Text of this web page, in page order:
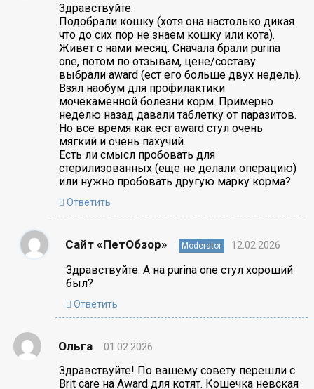
Здравствуйте.
Подобрали кошку (хотя она настолько дикая
что до сих пор не знаем кошку или кота).
Живет с нами месяц. Сначала брали purina
one, потом по отзывам, цене/составу
выбрали award (ест его больше двух недель).
Взял наобум для профилактики
мочекаменной болезни корм. Примерно
неделю назад давали таблетку от паразитов.
Но все время как ест award стул очень
мягкий и очень пахучий.
Есть ли смысл пробовать для
стерилизованных (еще не делали операцию)
или нужно пробовать другую марку корма?
Ответить
Сайт «ПетОбзор» Moderator 12.02.2026
Здравствуйте. А на purina one стул хороший
был?
Ответить
Ольга 01.02.2026
Здравствуйте! По вашему совету перешли с
Brit care на Award для котят. Кошечка невская